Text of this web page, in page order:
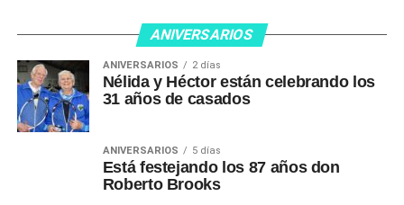
ANIVERSARIOS
ANIVERSARIOS 2 días
Nélida y Héctor están celebrando los
31 años de casados
ANIVERSARIOS 5 días
Está festejando los 87 años don
Roberto Brooks